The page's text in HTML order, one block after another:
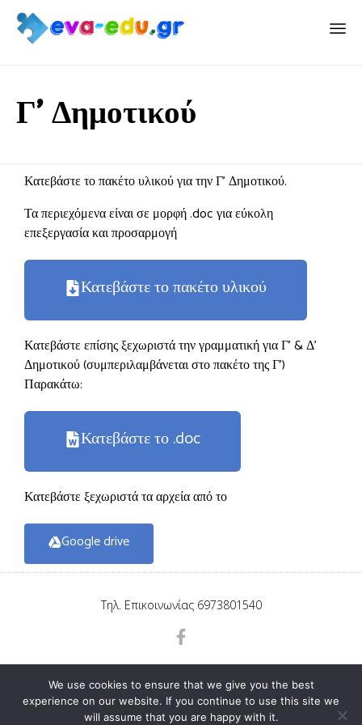
Γ’ Δημοτικού
Κατεβάστε το πακέτο υλικού για την Γ’ Δημοτικού.
Τα περιεχόμενα είναι σε μορφή .doc για εύκολη
επεξεργασία και προσαρμογή
Κατεβάστε το πακέτο υλικού
Κατεβάστε επίσης ξεχωριστά την γραμματική για Γ’ & Δ’
Δημοτικού (συμπεριλαμβάνεται στο πακέτο της Γ’)
Παρακάτω:
Κατεβάστε το .doc
Κατεβάστε ξεχωριστά τα αρχεία από το
Google drive
Τηλ. Επικοινωνίας 6973801540
All rights reserved © eva-edu.gr 2011-2020
We use cookies to ensure that we give you the best
experience on our website. If you continue to use this site we
will assume that you are happy with it.